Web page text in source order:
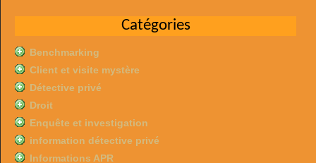
Catégories
Benchmarking
Client et visite mystère
Détective privé
Droit
Enquête et investigation
information détective privé
Informations APR